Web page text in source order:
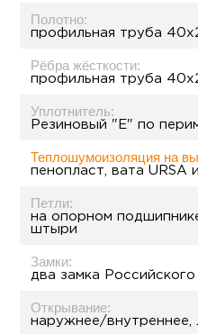
Полотно:
профильная труба
Рёбра жёсткости:
профильная труба
Уплотнитель:
Резиновый "Е" по
Теплошумоизоляция на
пенопласт, вата URSA
Петли:
на опорном
штыри
Замки:
два замка
Открывание:
наружнее/внутреннее,